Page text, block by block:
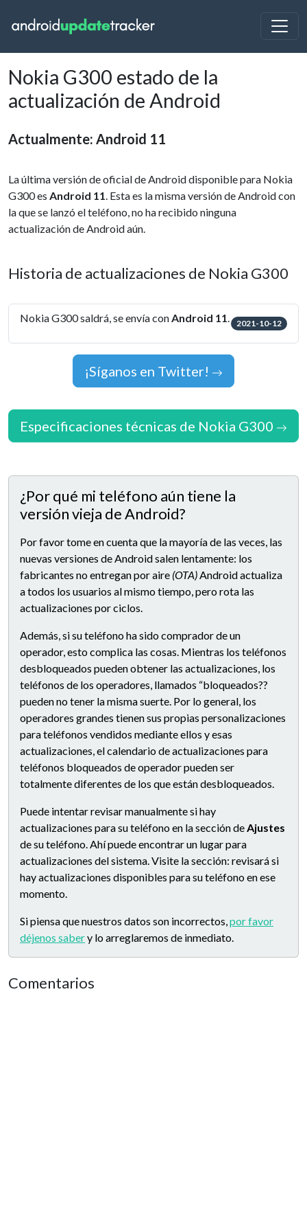
Nokia G300 estado de la
actualización de Android
Actualmente: Android 11
La última versión de oficial de Android disponible para Nokia
G300 es Android 11. Esta es la misma versión de Android con
la que se lanzó el teléfono, no ha recibido ninguna
actualización de Android aún.
Historia de actualizaciones de Nokia G300
Nokia G300 saldrá, se envía conAndroid 11. 2021-10-12
¡Síganos en Twitter!
Especificaciones técnicas de Nokia G300
¿Por qué mi teléfono aún tiene la
versión vieja de Android?
Por favor tome en cuenta que la mayoría de las veces, las
nuevas versiones de Android salen lentamente: los
fabricantes no entregan por aire (OTA)Android actualiza
a todos los usuarios al mismo tiempo, pero rota las
actualizaciones por ciclos.
Además, si su teléfono ha sido comprador de un
operador, esto complica las cosas. Mientras los teléfonos
desbloqueados pueden obtener las actualizaciones, los
teléfonos de los operadores, llamados “bloqueados??
pueden no tener la misma suerte. Por lo general, los
operadores grandes tienen sus propias personalizaciones
para teléfonos vendidos mediante ellos y esas
actualizaciones, el calendario de actualizaciones para
teléfonos bloqueados de operador pueden ser
totalmente diferentes de los que están desbloqueados.
Puede intentar revisar manualmente si hay
actualizaciones para su teléfono en la sección deAjustes
de su teléfono. Ahí puede encontrar un lugar para
actualizaciones del sistema. Visite la sección: revisará si
hay actualizaciones disponibles para su teléfono en ese
momento.
Si piensa que nuestros datos son incorrectos,por favor
déjenos sabery lo arreglaremos de inmediato.
Comentarios